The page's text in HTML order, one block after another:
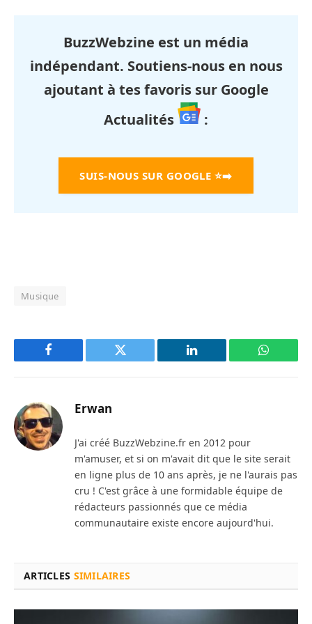
BuzzWebzine est un média
indépendant. Soutiens-nous en nous
ajoutant à tes favoris sur Google
Actualités
:
SUIS-NOUS SUR GOOGLE ⭐➡️
Musique
Facebook Twitter LinkedIn
Erwan
J'ai créé BuzzWebzine.fr en 2012 pour
m'amuser, et si on m'avait dit que le site serait
en ligne plus de 10 ans après, je ne l'aurais pas
cru ! C'est grâce à une formidable équipe de
rédacteurs passionnés que ce média
communautaire existe encore aujourd'hui.
ARTICLES SIMILAIRES